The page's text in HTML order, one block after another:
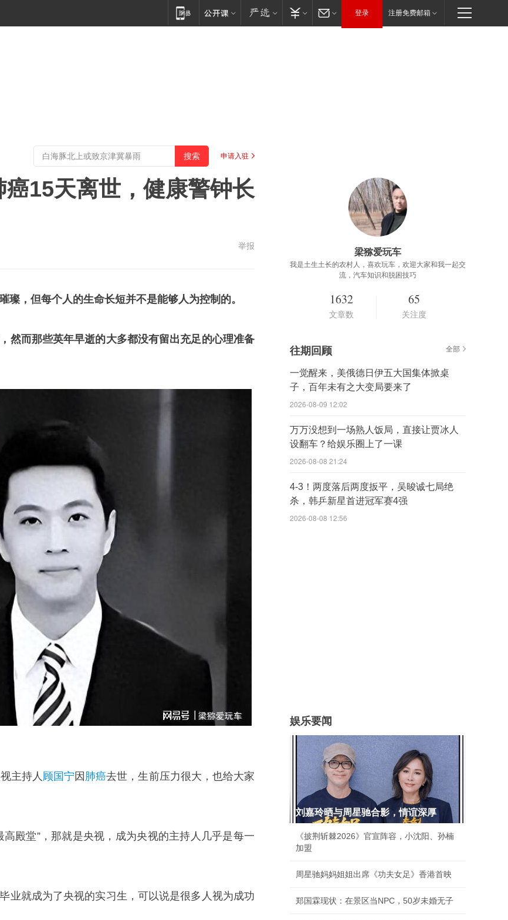
登录 注册免费邮箱
申请入驻
15天离世，健康警钟长
举报
璨，但每个人的生命长短并不是能够人为控制的。
然而那些英年早逝的大多都没有留出充足的心理准备
主持人顾国宁 因 肺癌去世，生前压力很大，也给大家
殿堂”，那就是央视，成为央视的主持人几乎是每一
业就成为了央视的实习生，可以说是很多人视为成功
梁猕爱玩车
我是土生土长的农村人，喜欢玩车，欢迎大家和我一起交
流，汽车知识和脱困技巧
1632
文章数
65
关注度
往期回顾 全部
一觉醒来，美俄德日伊五大国集体掀桌
子，百年未有之大变局要来了
2026-08-09 12:02
万万没想到一场熟人饭局，直接让贾冰人
设翻车？给娱乐圈上了一课
2026-08-08 21:24
4-3！两度落后两度扳平，吴晙诚七局绝
杀，韩乒新星首进冠军赛4强
2026-08-08 12:56
娱乐要闻
刘嘉玲晒与周星驰合影，情谊深厚
《披荆斩棘2026》官宣阵容，小沈阳、孙楠
加盟
周星驰妈妈姐姐出席《功夫女足》香港首映
郑国霖现状：在景区当NPC，50岁未婚无子